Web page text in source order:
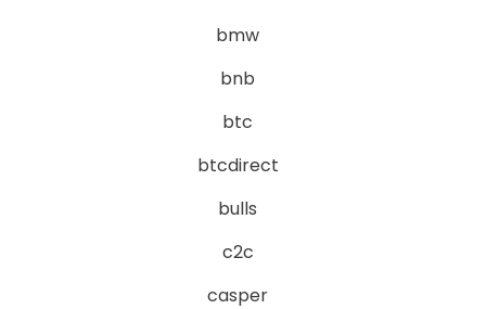
bmw
bnb
btc
btcdirect
bulls
c2c
casper